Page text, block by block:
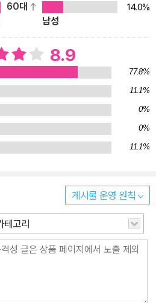
합리적 이해를 뛰어넘는 황홀한 환상
명 시대에 이르러 데카르트, 칸트, 뉴
않는다”고 단언했지만, 파스칼과 블레
연한 신은 결코 우리에게 위안과 위
연의 모든 것이 신”이라고 생각한 스피
라고 여긴 헤겔, “신은 죽었다”고 선언
가 한데 모인 이 놀랍도록 지적인 책
오늘날, 삶의 의미와 종교의 역할을
린 인식의 기쁨을 선사할 것이다. 카
견을 지닌 저명한 종교 역사가”(〈워
지극히 객관적인 이해를 전달하는 연
사전》 저자) 카렌 암스트롱의 지적 탐
담은 대표작 《신의 역사》가 교양인
관한 가장 심오하고도 탁월한 통찰이
60대
14.0%
남성
8.9
77.8%
11.1%
0%
0%
11.1%
게시물 운영 원칙
테고리